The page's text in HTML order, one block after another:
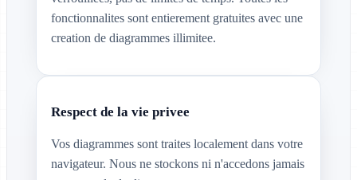
fonctionnalites sont entierement gratuites avec une
creation de diagrammes illimitee.
Respect de la vie privee
Vos diagrammes sont traites localement dans votre
navigateur. Nous ne stockons ni n'accedons jamais